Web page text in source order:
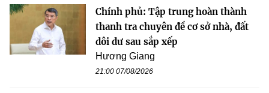
Chính phủ: Tập trung hoàn thành
thanh tra chuyên đề cơ sở nhà, đất
dôi dư sau sắp xếp
Hương Giang
21:00 07/08/2026